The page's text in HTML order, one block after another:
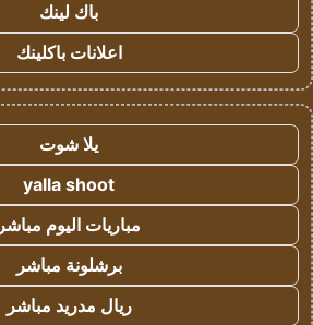
باك لينك
اعلانات باكلينك
يلا شوت
yalla shoot
مباريات اليوم مباشر
برشلونة مباشر
ريال مدريد مباشر